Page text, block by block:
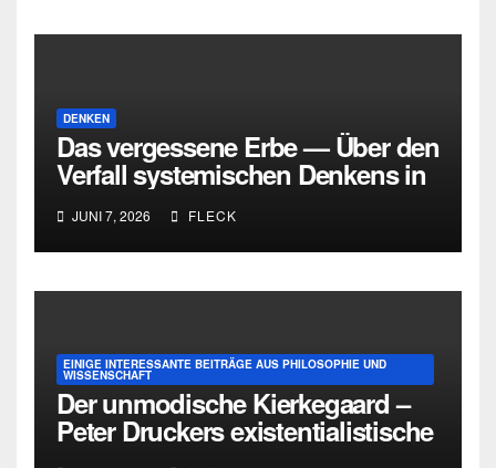
DENKEN
Das vergessene Erbe — Über den
Verfall systemischen Denkens in
Deutschland
JUNI 7, 2026 FLECK
EINIGE INTERESSANTE BEITRÄGE AUS PHILOSOPHIE UND
WISSENSCHAFT
Der unmodische Kierkegaard –
Peter Druckers existentialistische
Intervention von 1933